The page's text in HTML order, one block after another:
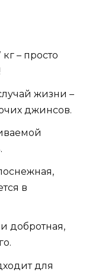
кг – просто
жизни –
джинсов.
в
добротная,
для